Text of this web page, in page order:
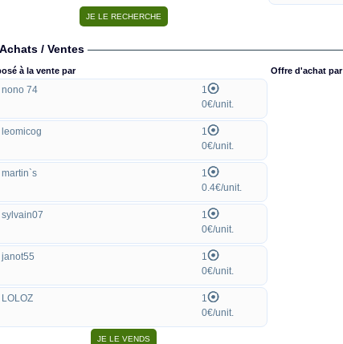
Achats / Ventes
à la vente par
nono 74
1
0€/unit.
leomicog
1
0€/unit.
martin`s
1
0.4€/unit.
sylvain07
1
0€/unit.
janot55
1
0€/unit.
LOLOZ
1
0€/unit.
Offre d'achat par